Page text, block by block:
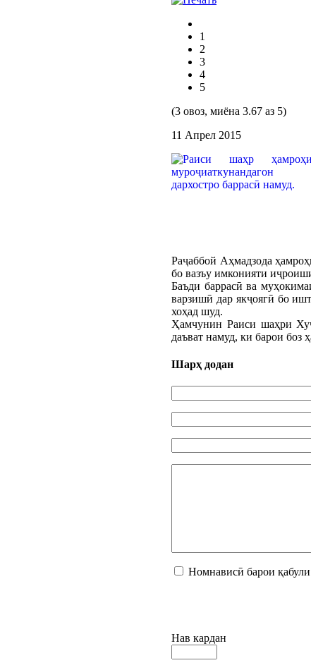
1
2
3
4
5
(3 овоз, миёна 3.67 аз 5)
11 Апрел 2015
Раҷаббой Аҳмадзода
бо вазъу имконияти
Баъди баррасӣ ва
варзишӣ дар якҷоягӣ бо
хоҳад шуд.
Ҳамчунин Раиси шаҳри
даъват намуд, ки барои боз
Шарҳ додан
Номнависӣ барои
Нав кардан